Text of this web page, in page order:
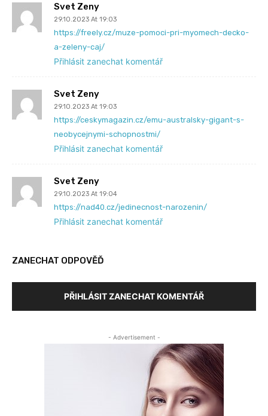
Svet Zeny
29.10.2023 At 19:03
https://freely.cz/muze-pomoci-pri-myomech-decko-
a-zeleny-caj/
Přihlásit zanechat komentář
Svet Zeny
29.10.2023 At 19:03
https://ceskymagazin.cz/emu-australsky-gigant-s-
neobycejnymi-schopnostmi/
Přihlásit zanechat komentář
Svet Zeny
29.10.2023 At 19:04
https://nad40.cz/jedinecnost-narozenin/
Přihlásit zanechat komentář
ZANECHAT ODPOVĚĎ
PŘIHLÁSIT ZANECHAT KOMENTÁŘ
- Advertisement -